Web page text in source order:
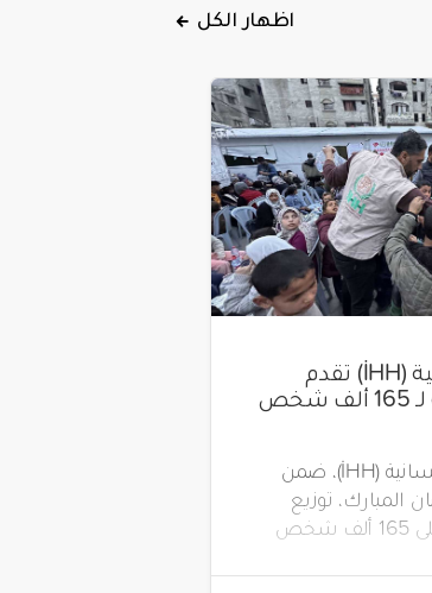
اظهار الكل
هيئة الإغاثة الإنسانية (İHH) تقدم
وجبات إفطار يومية لـ 165 ألف شخص
تواصل هيئة الإغاثة الإنسانية (İHH)، ضمن
توزيع
وجبات الإفطار يومياً على 165 ألف شخص